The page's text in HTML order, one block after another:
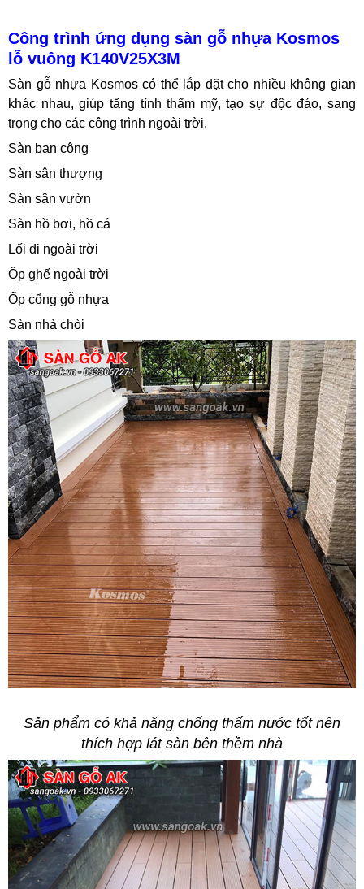
Công trình ứng dụng sàn gỗ nhựa Kosmos
lỗ vuông K140V25X3M
Sàn gỗ nhựa Kosmos có thể lắp đặt cho nhiều không gian
khác nhau, giúp tăng tính thẩm mỹ, tạo sự độc đáo, sang
trọng cho các công trình ngoài trời.
Sàn ban công
Sàn sân thượng
Sàn sân vườn
Sàn hồ bơi, hồ cá
Lối đi ngoài trời
Ốp ghế ngoài trời
Ốp cổng gỗ nhựa
Sàn nhà chòi
Sản phẩm có khả năng chống thấm nước tốt nên
thích hợp lát sàn bên thềm nhà